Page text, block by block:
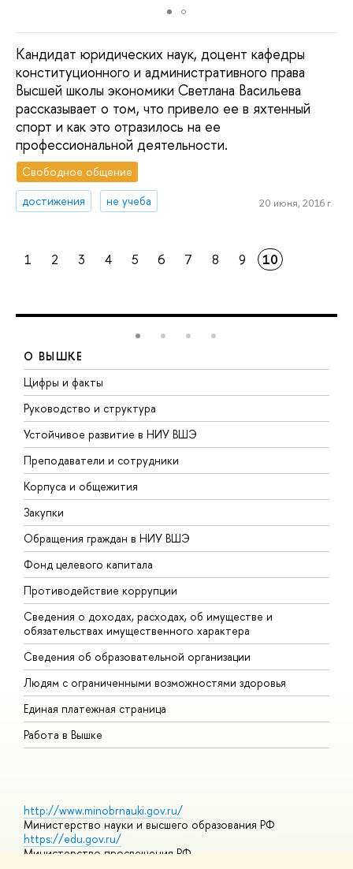
Кандидат юридических наук, доцент кафедры
конституционного и административного права
Высшей школы экономики Светлана Васильева
рассказывает о том, что привело ее в яхтенный
спорт и как это отразилось на ее
профессиональной деятельности.
Свободное общение
достижения
не учеба 20 июня, 2016 г.
1 2 3 4 5 6 7 8 9 10
О ВЫШКЕ
Цифры и факты
Руководство и структура
Устойчивое развитие в НИУ ВШЭ
Преподаватели и сотрудники
Корпуса и общежития
Закупки
Обращения граждан в НИУ ВШЭ
Фонд целевого капитала
Противодействие коррупции
Сведения о доходах, расходах, об имуществе и
обязательствах имущественного характера
Сведения об образовательной организации
Людям с ограниченными возможностями здоровья
Единая платежная страница
Работа в Вышке
http://www.minobrnauki.gov.ru/
Министерство науки и высшего образования РФ
https://edu.gov.ru/
Министерство просвещения РФ